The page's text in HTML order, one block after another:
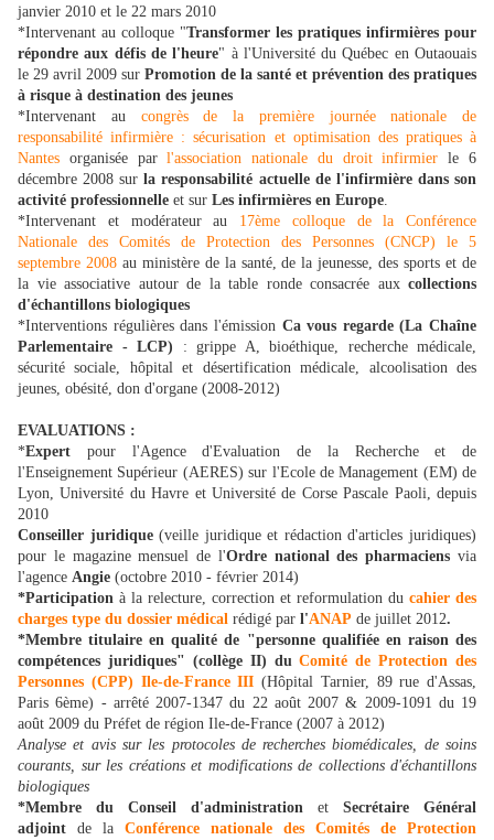
janvier 2010 et le 22 mars 2010
*Intervenant au colloque "Transformer les pratiques infirmières pour
répondre aux défis de l'heure" à l'Université du Québec en Outaouais
le 29 avril 2009 sur Promotion de la santé et prévention des pratiques
à risque à destination des jeunes
*Intervenant au congrès de la première journée nationale de
responsabilité infirmière : sécurisation et optimisation des pratiques à
Nantes organisée parl'association nationale du droit infirmier le 6
décembre 2008 surla responsabilité actuelle de l'infirmière dans son
activité professionnelle et sur Les infirmières en Europe.
*Intervenant et modérateur au 17ème colloque de la Conférence
Nationale des Comités de Protection des Personnes (CNCP) le 5
septembre 2008au ministère de la santé, de la jeunesse, des sports et de
la vie associative autour de la table ronde consacrée aux collections
d'échantillons biologiques
*Interventions régulières dans l'émission Ca vous regarde (La Chaîne
Parlementaire - LCP) : grippe A, bioéthique, recherche médicale,
sécurité sociale, hôpital et désertification médicale, alcoolisation des
jeunes, obésité, don d'organe (2008-2012)
EVALUATIONS :
*Expert pour l'Agence d'Evaluation de la Recherche et de
l'Enseignement Supérieur (AERES) sur l'Ecole de Management (EM) de
Lyon, Université du Havre et Université de Corse Pascale Paoli, depuis
2010
Conseiller juridique(veille juridique et rédaction d'articles juridiques)
pour le magazine mensuel de l'Ordre national des pharmaciens via
l'agence Angie (octobre 2010 - février 2014)
*Participation à la relecture, correction et reformulation du cahier des
charges type du dossier médical rédigé par l'ANAP de juillet 2012.
*Membre titulaire en qualité de "personne qualifiée en raison des
compétences juridiques" (collège II) duComité de Protection des
Personnes (CPP) Ile-de-France III (Hôpital Tarnier, 89 rue d'Assas,
Paris 6ème) - arrêté 2007-1347 du 22 août 2007 & 2009-1091 du 19
août 2009 du Préfet de région Ile-de-France (2007 à 2012)
Analyse et avis sur les protocoles de recherches biomédicales, de soins
courants, sur les créations et modifications de collections d'échantillons
biologiques
*Membre du Conseil d'administration et Secrétaire Général
adjoint de la Conférence nationale des Comités de Protection